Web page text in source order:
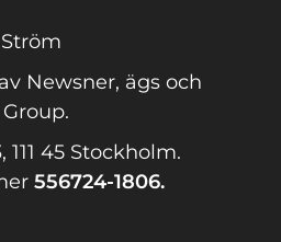
Newsner, ägs och
45 Stockholm.
556724-1806.